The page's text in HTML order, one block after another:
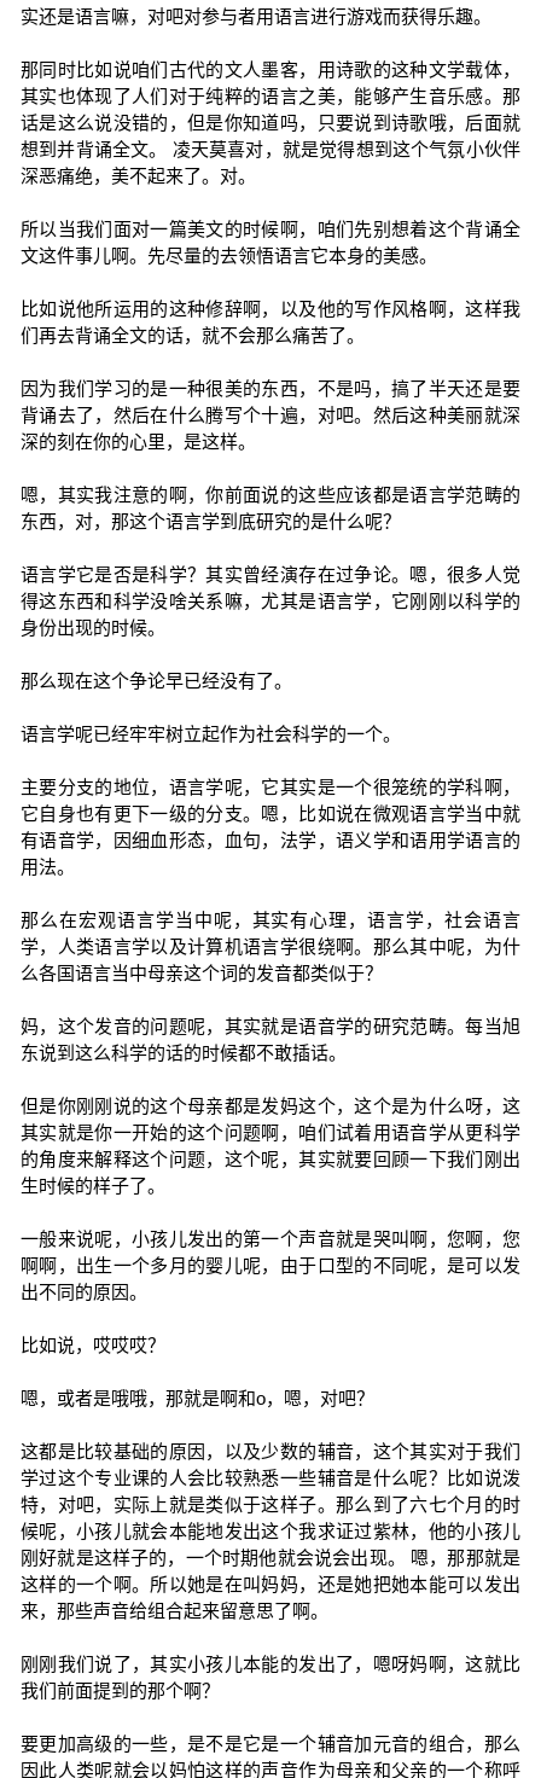
实还是语言嘛，对吧对参与者用语言进行游戏而获得乐趣。
那同时比如说咱们古代的文人墨客，用诗歌的这种文学载体，
其实也体现了人们对于纯粹的语言之美，能够产生音乐感。那
话是这么说没错的，但是你知道吗，只要说到诗歌哦，后面就
想到并背诵全文。 凌天莫喜对，就是觉得想到这个气氛小伙伴
深恶痛绝，美不起来了。对。
所以当我们面对一篇美文的时候啊，咱们先别想着这个背诵全
文这件事儿啊。先尽量的去领悟语言它本身的美感。
比如说他所运用的这种修辞啊，以及他的写作风格啊，这样我
们再去背诵全文的话，就不会那么痛苦了。
因为我们学习的是一种很美的东西，不是吗，搞了半天还是要
背诵去了，然后在什么腾写个十遍，对吧。然后这种美丽就深
深的刻在你的心里，是这样。
嗯，其实我注意的啊，你前面说的这些应该都是语言学范畴的
东西，对，那这个语言学到底研究的是什么呢？
语言学它是否是科学？其实曾经演存在过争论。嗯，很多人觉
得这东西和科学没啥关系嘛，尤其是语言学，它刚刚以科学的
身份出现的时候。
那么现在这个争论早已经没有了。
语言学呢已经牢牢树立起作为社会科学的一个。
主要分支的地位，语言学呢，它其实是一个很笼统的学科啊，
它自身也有更下一级的分支。嗯，比如说在微观语言学当中就
有语音学，因细血形态，血句，法学，语义学和语用学语言的
用法。
那么在宏观语言学当中呢，其实有心理，语言学，社会语言
学，人类语言学以及计算机语言学很绕啊。那么其中呢，为什
么各国语言当中母亲这个词的发音都类似于？
妈，这个发音的问题呢，其实就是语音学的研究范畴。每当旭
东说到这么科学的话的时候都不敢插话。
但是你刚刚说的这个母亲都是发妈这个，这个是为什么呀，这
其实就是你一开始的这个问题啊，咱们试着用语音学从更科学
的角度来解释这个问题，这个呢，其实就要回顾一下我们刚出
生时候的样子了。
一般来说呢，小孩儿发出的第一个声音就是哭叫啊，您啊，您
啊啊，出生一个多月的婴儿呢，由于口型的不同呢，是可以发
出不同的原因。
比如说，哎哎哎？
嗯，或者是哦哦，那就是啊和o，嗯，对吧？
这都是比较基础的原因，以及少数的辅音，这个其实对于我们
学过这个专业课的人会比较熟悉一些辅音是什么呢？比如说泼
特，对吧，实际上就是类似于这样子。那么到了六七个月的时
候呢，小孩儿就会本能地发出这个我求证过紫林，他的小孩儿
刚好就是这样子的，一个时期他就会说会出现。 嗯，那那就是
这样的一个啊。所以她是在叫妈妈，还是她把她本能可以发出
来，那些声音给组合起来留意思了啊。
刚刚我们说了，其实小孩儿本能的发出了，嗯呀妈啊，这就比
我们前面提到的那个啊？
要更加高级的一些，是不是它是一个辅音加元音的组合，那么
因此人类呢就会以妈怕这样的声音作为母亲和父亲的一个称呼